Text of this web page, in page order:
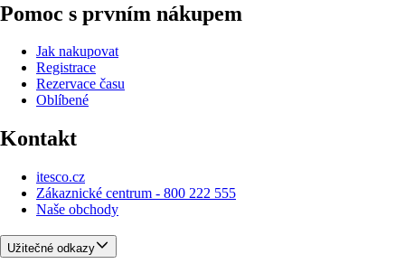
Pomoc s prvním nákupem
Jak nakupovat
Registrace
Rezervace času
Oblíbené
Kontakt
itesco.cz
Zákaznické centrum - 800 222 555
Naše obchody
Užitečné odkazy